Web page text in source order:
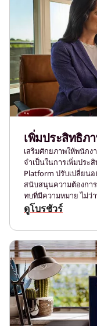
เพิ่มประสิทธิภ
เสริมศักยภาพให้พนัก
จำเป็นในการเพิ่มประ
Platform ปรับเปลี่ยน
สนับสนุนความต้องกา
ทบที่มีความหมาย ไม่ว่
ดูโบรชัวร์